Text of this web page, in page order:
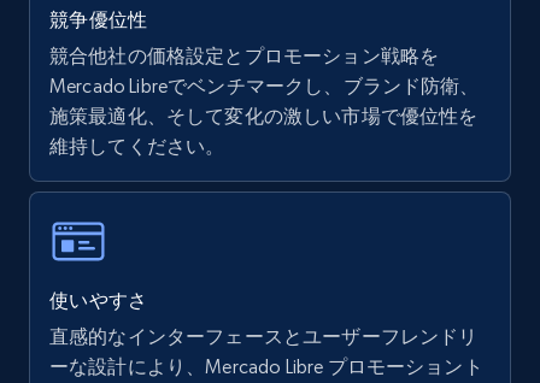
Walmart - products - Find new products by
using specific category URL
URL, Final price, Sku, Currency, Gtin,
Specifications, Image urls, Top reviews, and
競争優位性
競合他社の価格設定とプロモーション戦略を
Mercado Libreでベンチマークし、ブランド防衛、
施策最適化、そして変化の激しい市場で優位性を
維持してください。
使いやすさ
直感的なインターフェースとユーザーフレンドリ
ーな設計により、Mercado Libre プロモーショント